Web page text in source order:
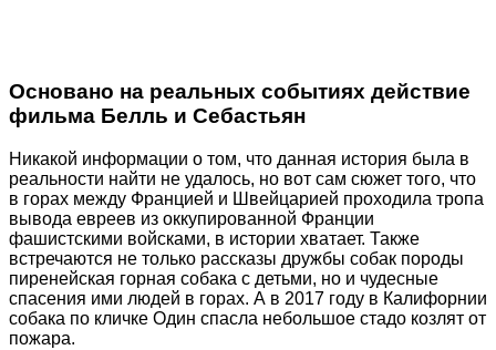
Основано на реальных событиях действие
фильма Белль и Себастьян
Никакой информации о том, что данная история была в
реальности найти не удалось, но вот сам сюжет того, что
в горах между Францией и Швейцарией проходила тропа
вывода евреев из оккупированной Франции
фашистскими войсками, в истории хватает. Также
встречаются не только рассказы дружбы собак породы
пиренейская горная собака с детьми, но и чудесные
спасения ими людей в горах. А в 2017 году в Калифорнии
собака по кличке Один спасла небольшое стадо козлят от
пожара.